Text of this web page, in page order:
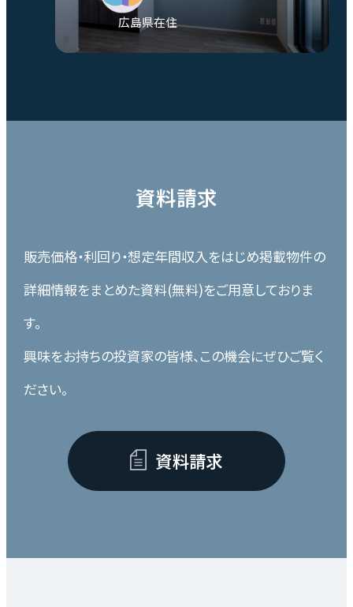
広島県在住
資料請求
販売価格・利回り・想定年間収入をはじめ掲載物件の
詳細情報をまとめた資料(無料)をご用意しておりま
す。
興味をお持ちの投資家の皆様、この機会にぜひご覧く
ださい。
資料請求